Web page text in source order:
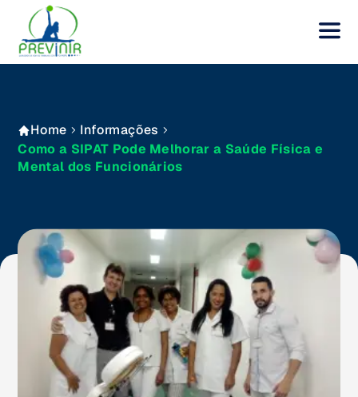
Home
Informações
Como a SIPAT Pode Melhorar a Saúde Física e
Mental dos Funcionários